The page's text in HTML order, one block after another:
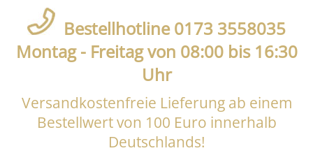
Bestellhotline 0173 3558035
Montag - Freitag von 08:00 bis 16:30
Uhr
Versandkostenfreie Lieferung ab einem
Bestellwert von 100 Euro innerhalb
Deutschlands!